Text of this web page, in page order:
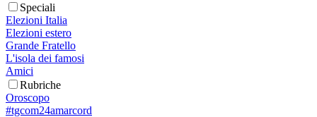
Speciali
Elezioni Italia
Elezioni estero
Grande Fratello
L'isola dei famosi
Amici
Rubriche
Oroscopo
#tgcom24amarcord